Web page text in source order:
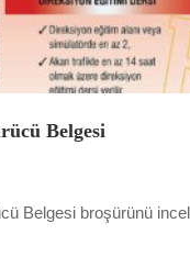
Belgesi
Belgesi broşürünü